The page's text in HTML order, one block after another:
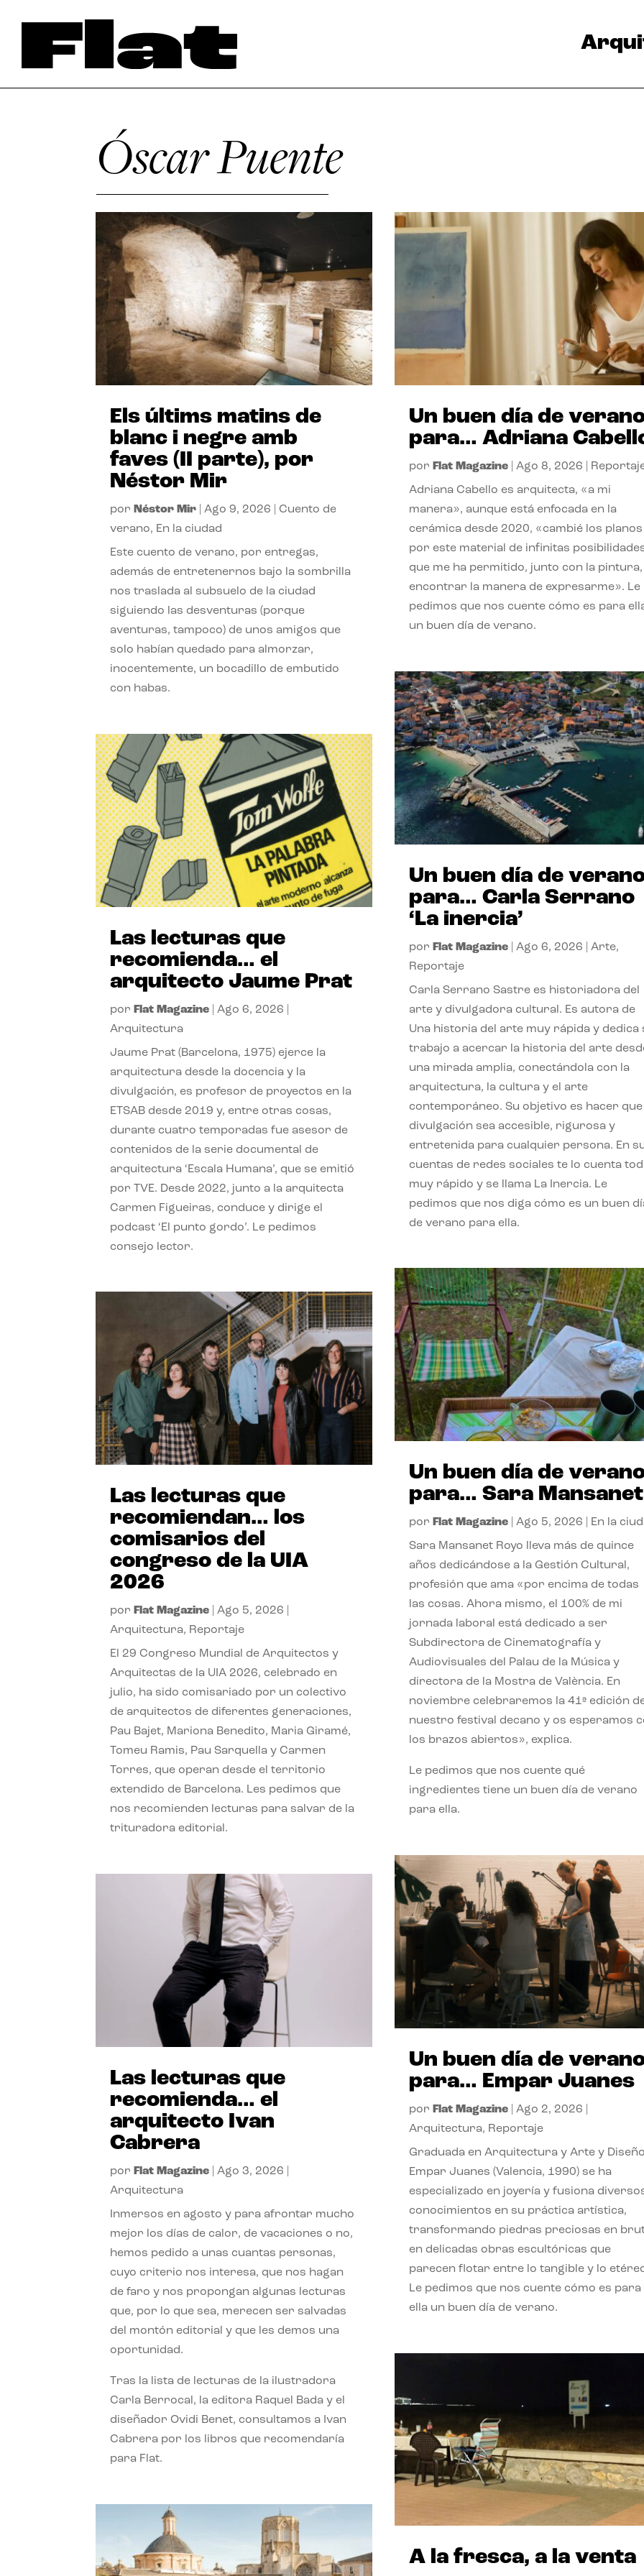
Óscar Puente
Els últims matins de
blanc i negre amb
faves (II parte), por
Néstor Mir
por Néstor Mir |Ago 9, 2026 |Cuento de
verano, En la ciudad
Este cuento de verano, por entregas,
además de entretenernos bajo la sombrilla
nos traslada al subsuelo de la ciudad
siguiendo las desventuras (porque
aventuras, tampoco) de unos amigos que
solo habían quedado para almorzar,
inocentemente, un bocadillo de embutido
con habas.
Las lecturas que
recomienda… el
arquitecto Jaume Prat
por Flat Magazine |Ago 6, 2026
Arquitectura
Jaume Prat (Barcelona, 1975) ejerce la
arquitectura desde la docencia y la
divulgación, es profesor de proyectos en la
ETSAB desde 2019 y, entre otras cosas,
durante cuatro temporadas fue asesor de
contenidos de la serie documental de
arquitectura ‘Escala Humana’, que se emitió
por TVE. Desde 2022, junto a la arquitecta
Carmen Figueiras, conduce y dirige el
podcast ‘El punto gordo’. Le pedimos
consejo lector.
Las lecturas que
recomiendan… los
comisarios del
congreso de la UIA
2026
por Flat Magazine |Ago 5, 2026
Arquitectura, Reportaje
El 29 Congreso Mundial de Arquitectos y
Arquitectas de la UIA 2026, celebrado en
julio, ha sido comisariado por un colectivo
de arquitectos de diferentes generaciones,
Pau Bajet, Mariona Benedito, Maria Giramé,
Tomeu Ramis, Pau Sarquella y Carmen
Torres, que operan desde el territorio
extendido de Barcelona. Les pedimos que
nos recomienden lecturas para salvar de la
trituradora editorial.
Las lecturas que
recomienda… el
arquitecto Ivan
Cabrera
por Flat Magazine |Ago 3, 2026
Arquitectura
Inmersos en agosto y para afrontar mucho
mejor los días de calor, de vacaciones o no,
hemos pedido a unas cuantas personas,
cuyo criterio nos interesa, que nos hagan
de faro y nos propongan algunas lecturas
que, por lo que sea, merecen ser salvadas
del montón editorial y que les demos una
oportunidad.
Tras la lista de lecturas de la ilustradora
Carla Berrocal, la editora Raquel Bada y el
diseñador Ovidi Benet, consultamos a Ivan
Cabrera por los libros que recomendaría
para Flat.
Un buen día de
para… Adriana
por Flat Magazine| Ago 8, 2026
Adriana Cabello es arquitecta, «a mi
manera», aunque está enfocada en la
cerámica desde 2020, «cambié los planos
por este material de infinitas
que me ha permitido, junto con la pintura,
encontrar la manera de expresarme». Le
pedimos que nos cuente cómo es para
un buen día de verano.
Un buen día de
para… Carla Serrano
‘La inercia’
por Flat Magazine| Ago 6, 2026 Arte,
Reportaje
Carla Serrano Sastre es historiadora del
arte y divulgadora cultural. Es autora de
Una historia del arte muy rápida y dedica
trabajo a acercar la historia del arte
una mirada amplia, conectándola con la
arquitectura, la cultura y el arte
contemporáneo. Su objetivo es hacer que
divulgación sea accesible, rigurosa y
entretenida para cualquier persona. En
cuentas de redes sociales te lo cuenta
muy rápido y se llama La Inercia. Le
pedimos que nos diga cómo es un buen
de verano para ella.
Un buen día de
para… Sara Mansanet
por Flat Magazine| Ago 5, 2026 En la
Sara Mansanet Royo lleva más de quince
años dedicándose a la Gestión Cultural,
profesión que ama «por encima de todas
las cosas. Ahora mismo, el 100% de mi
jornada laboral está dedicado a ser
Subdirectora de Cinematografía y
Audiovisuales del Palau de la Música y
directora de la Mostra de València. En
noviembre celebraremos la 41ª edición
nuestro festival decano y os esperamos
los brazos abiertos», explica.
Le pedimos que nos cuente qué
ingredientes tiene un buen día de verano
para ella.
Un buen día de
para… Empar Juanes
por Flat Magazine| Ago 2, 2026
Arquitectura, Reportaje
Graduada en Arquitectura y Arte y
Empar Juanes (Valencia, 1990) se ha
especializado en joyería y fusiona
conocimientos en su práctica artística,
transformando piedras preciosas en
en delicadas obras escultóricas que
parecen flotar entre lo tangible y lo
Le pedimos que nos cuente cómo es para
ella un buen día de verano.
A la fresca, a la venta